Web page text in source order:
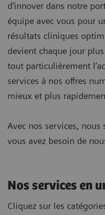
d’innover dans notre
équipe avec vous pour
résultats cliniques
devient chaque jour
tout particulièrement
services à nos offres
mieux et plus
Avec nos services,
vous avez besoin de
Nos services en
Cliquez sur les